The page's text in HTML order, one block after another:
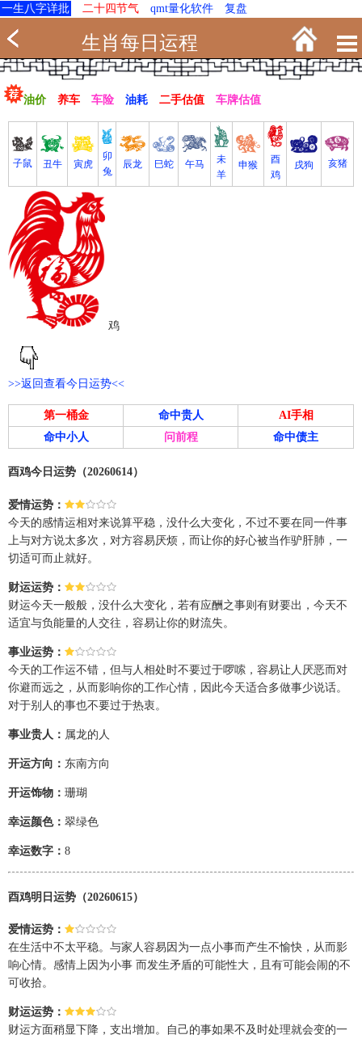
一生八字详批 二十四节气 qmt量化软件 复盘
生肖每日运程
油价 养车 车险 油耗 二手估值 车牌估值
子鼠 丑牛 寅虎
卯
兔
辰龙 巳蛇 午马
未
羊
申猴
酉
鸡
戌狗 亥猪
鸡
>>返回查看今日运势<<
第一桶金 命中贵人
AI手相
命中小人
问前程 命中债主
酉鸡今日运势（20260614）
爱情运势：
今天的感情运相对来说算平稳，没什么大变化，不过不要在同一件事
上与对方说太多次，对方容易厌烦，而让你的好心被当作驴肝肺，一
切适可而止就好。
财运运势：
财运今天一般般，没什么大变化，若有应酬之事则有财要出，今天不
适宜与负能量的人交往，容易让你的财流失。
事业运势：
今天的工作运不错，但与人相处时不要过于啰嗦，容易让人厌恶而对
你避而远之，从而影响你的工作心情，因此今天适合多做事少说话。
对于别人的事也不要过于热衷。
事业贵人： 属龙的人
开运方向： 东南方向
开运饰物： 珊瑚
幸运颜色： 翠绿色
幸运数字： 8
酉鸡明日运势（20260615）
爱情运势：
在生活中不太平稳。与家人容易因为一点小事而产生不愉快，从而影
响心情。感情上因为小事 而发生矛盾的可能性大，且有可能会闹的不
可收拾。
财运运势：
财运方面稍显下降，支出增加。自己的事如果不及时处理就会变的一